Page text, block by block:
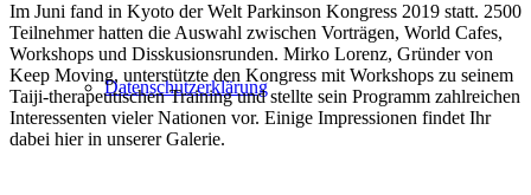
Datenschutzerklärung
Im Juni fand in Kyoto der Welt Parkinson Kongress 2019 statt. 2500
Teilnehmer hatten die Auswahl zwischen Vorträgen, World Cafes,
Workshops und Disskusionsrunden. Mirko Lorenz, Gründer von
Keep Moving, unterstützte den Kongress mit Workshops zu seinem
Taiji-therapeutischen Training und stellte sein Programm zahlreichen
Interessenten vieler Nationen vor. Einige Impressionen findet Ihr
dabei hier in unserer Galerie.